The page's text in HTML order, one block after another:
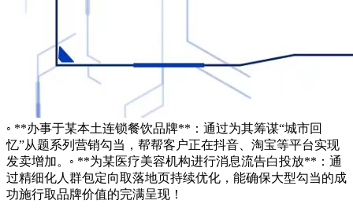
◦ **办事于某本土连锁餐饮品牌**：通过为其筹谋“城市回
忆”从题系列营销勾当，帮帮客户正在抖音、淘宝等平台实现
发卖增加。◦ **为某医疗美容机构进行消息流告白投放**：通
过精细化人群包定向取落地页持续优化，能确保大型勾当的成
功施行取品牌价值的完满呈现！